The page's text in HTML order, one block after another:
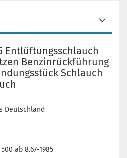
Entlüftungsschlauch
Benzinrückführung
Schlauch
Deutschland
ab 8.67-1985